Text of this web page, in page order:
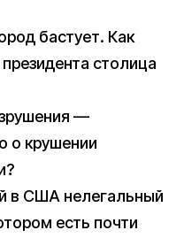
бастует. Как
столица
—
о крушении
в США нелегальный
есть почти